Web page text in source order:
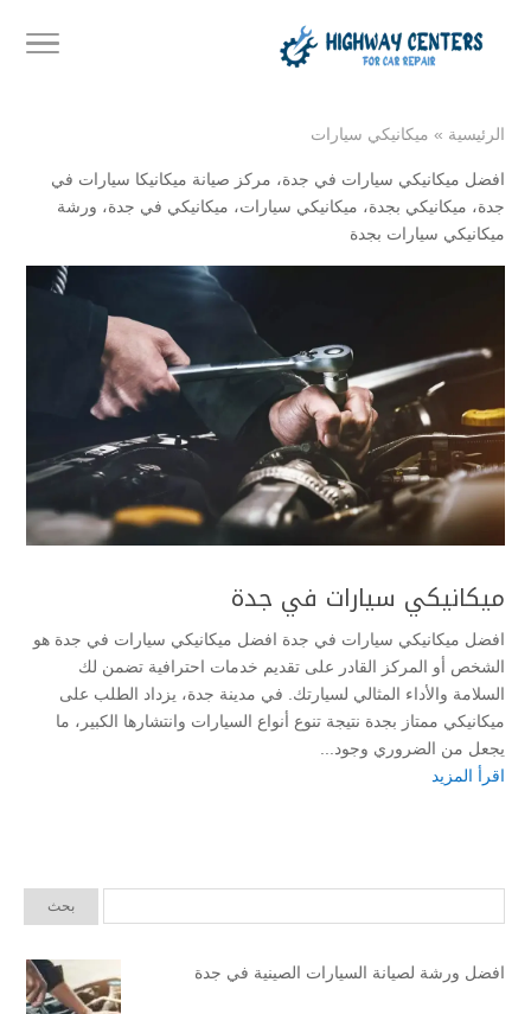
الرئيسية » ميكانيكي سيارات
افضل ميكانيكي سيارات في جدة، مركز صيانة ميكانيكا سيارات في
جدة، ميكانيكي بجدة، ميكانيكي سيارات، ميكانيكي في جدة، ورشة
ميكانيكي سيارات بجدة
ميكانيكي سيارات في جدة
افضل ميكانيكي سيارات في جدة افضل ميكانيكي سيارات في جدة هو
الشخص أو المركز القادر على تقديم خدمات احترافية تضمن لك
السلامة والأداء المثالي لسيارتك. في مدينة جدة، يزداد الطلب على
ميكانيكي ممتاز بجدة نتيجة تنوع أنواع السيارات وانتشارها الكبير، ما
يجعل من الضروري وجود...
اقرأ المزيد
افضل ورشة لصيانة السيارات الصينية في جدة